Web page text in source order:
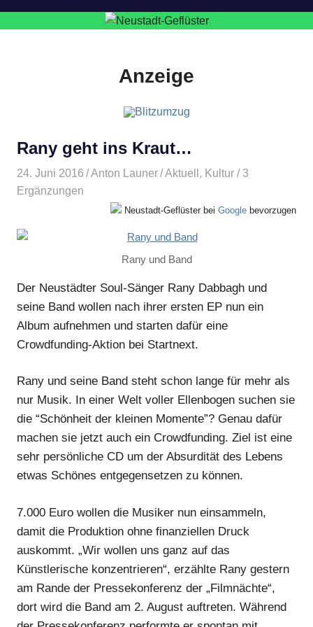
Anzeige
Rany geht ins Kraut…
24. Juni 2016 Anton Launer Aktuell , Kultur / 3
Ergänzungen
Neustadt-Geflüster bei Google bevorzugen
Rany und Band
Der Neustädter Soul-Sänger Rany Dabbagh und
seine Band wollen nach ihrer ersten EP nun ein
Album aufnehmen und starten dafür eine
Crowdfunding-Aktion bei Startnext.
Rany und seine Band steht schon lange für mehr als
nur Musik. In einer Welt voller Ellenbogen suchen sie
die “Schönheit der kleinen Momente”? Genau dafür
machen sie jetzt auch ein Crowdfunding. Ziel ist eine
sehr persönliche CD um der Absurdität des Lebens
etwas Schönes entgegensetzen zu können.
7.000 Euro wollen die Musiker nun einsammeln,
damit die Produktion ohne finanziellen Druck
auskommt. „Wir wollen uns ganz auf das
Künstlerische konzentrieren“, erzählte Rany gestern
am Rande der Pressekonferenz der „Filmnächte“,
dort wird die Band am 2. August auftreten. Während